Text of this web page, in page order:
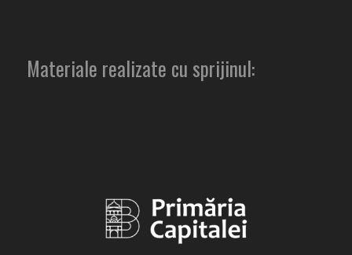
Materiale realizate cu sprijinul: